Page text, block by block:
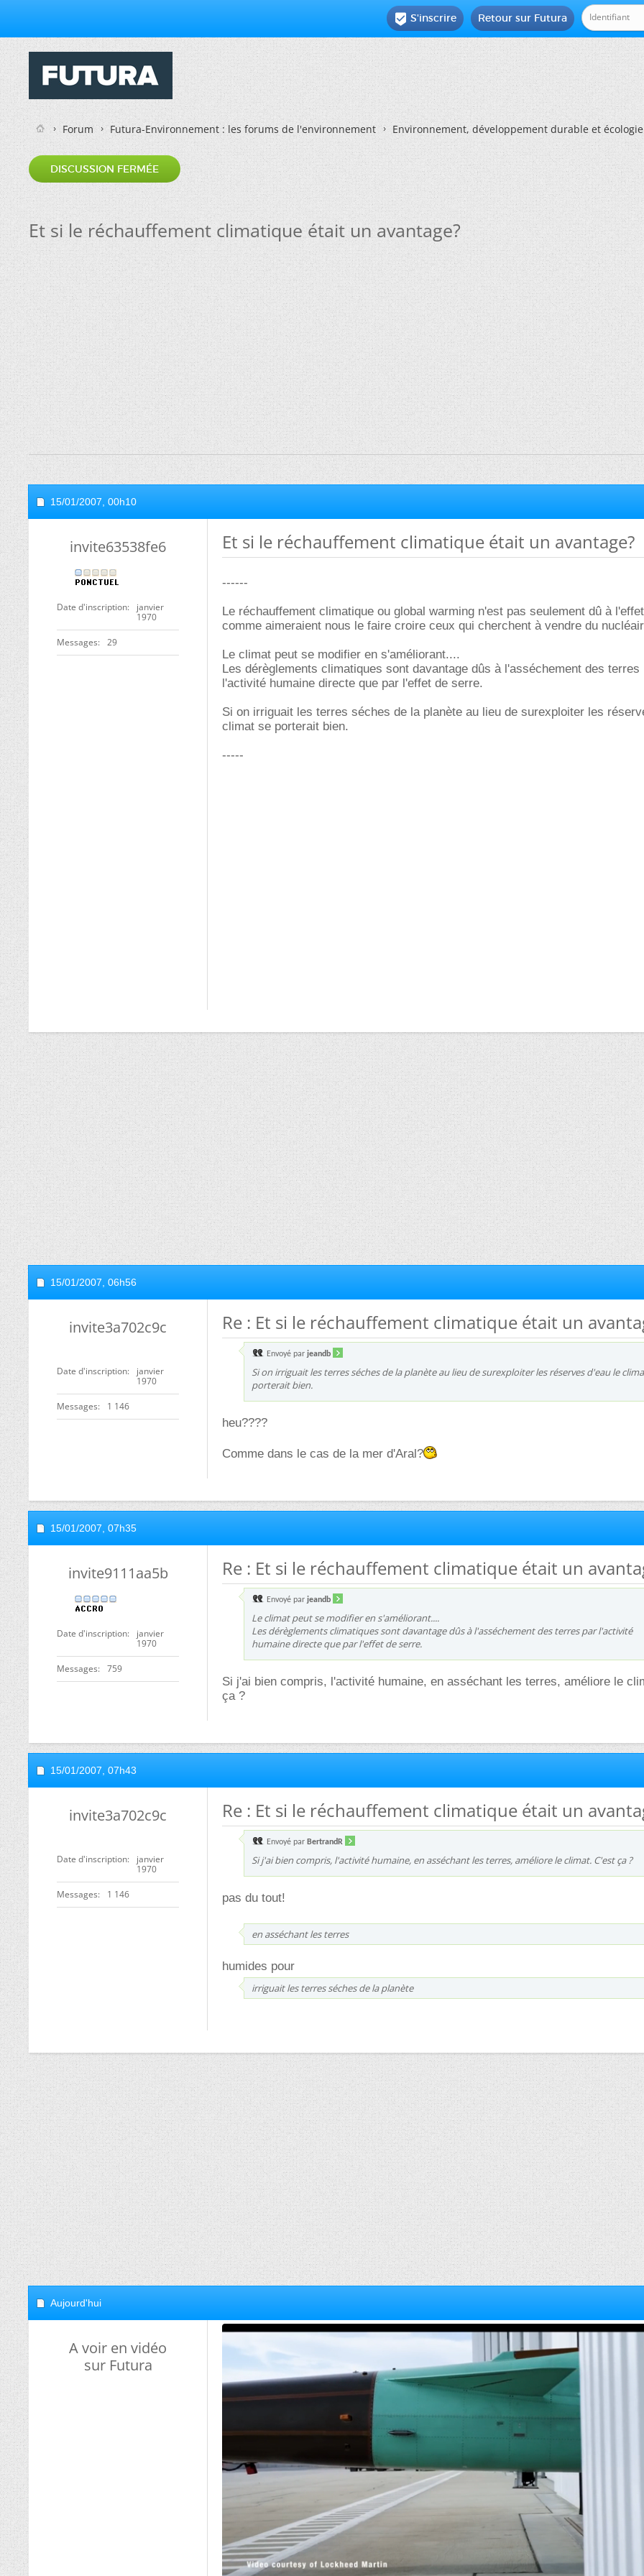
Retour sur Futura
 S'inscrire
Forum Futura-Environnement : les forums de l'environnement Environnement, développement durable et écologie
DISCUSSION FERMÉE
Et si le réchauffement climatique était un avantage?
15/01/2007, 00h10
invite63538fe6
Date d'inscription
janvier
1970
Messages 29
Et si le réchauffement climatique était un avantage?
------
Le réchauffement climatique ou global warming n'est pas seulement dû à
comme aimeraient nous le faire croire ceux qui cherchent à vendre du
Le climat peut se modifier en s'améliorant....
Les dérèglements climatiques sont davantage dûs à l'asséchement des terres
l'activité humaine directe que par l'effet de serre.
Si on irriguait les terres séches de la planète au lieu de surexploiter les
climat se porterait bien.
-----
15/01/2007, 06h56
invite3a702c9c
Date d'inscription
janvier
1970
Messages 1 146
Re : Et si le réchauffement climatique était un
Envoyé par jeandb
Si on irriguait les terres séches de la planète au lieu de surexploiter les réserves d'eau le
porterait bien.
heu????
Comme dans le cas de la mer d'Aral?
15/01/2007, 07h35
invite9111aa5b
Date d'inscription
janvier
1970
Messages 759
Re : Et si le réchauffement climatique était un
Envoyé par jeandb
Le climat peut se modifier en s'améliorant....
Les dérèglements climatiques sont davantage dûs à l'asséchement des terres par l'activité
humaine directe que par l'effet de serre.
Si j'ai bien compris, l'activité humaine, en asséchant les terres, améliore le
ça ?
15/01/2007, 07h43
invite3a702c9c
Date d'inscription
janvier
1970
Messages 1 146
Re : Et si le réchauffement climatique était un
Envoyé par BertrandR
Si j'ai bien compris, l'activité humaine, en asséchant les terres, améliore le climat. C'est ça ?
pas du tout!
en asséchant les terres
humides pour
irriguait les terres séches de la planète
Aujourd'hui
A voir en vidéo
sur Futura